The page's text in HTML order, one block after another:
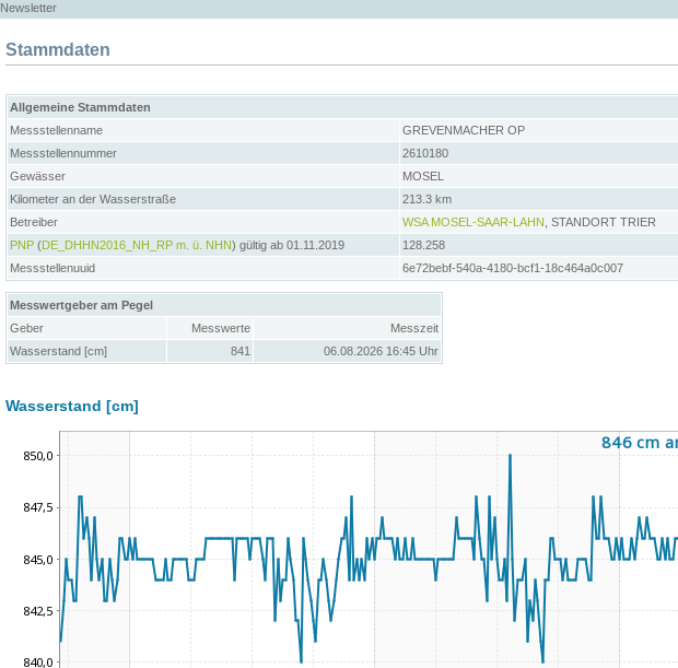
Newsletter
Stammdaten
Allgemeine Stammdaten
Messstellenname
GREVENMACHER OP
Messstellennummer
2610180
Gewässer
MOSEL
Kilometer an der Wasserstraße
213.3 km
Betreiber
WSA MOSEL-SAAR-LAHN , STANDORT TRIER
PNP (DE_DHHN2016_NH_RP m. ü. NHN) gültig ab 01.11.2019
128.258
Messstellenuuid
6e72bebf-540a-4180-bcf1-18c464a0c007
Messwertgeber am Pegel
Geber
Messwerte
Messzeit
Wasserstand [cm]
841 06.08.2026 16:45 Uhr
Wasserstand [cm]